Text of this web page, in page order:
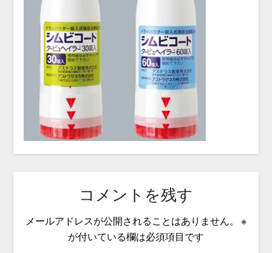
コメントを残す
メールアドレスが公開されることはありません。
※
が付いている欄は必須項目です